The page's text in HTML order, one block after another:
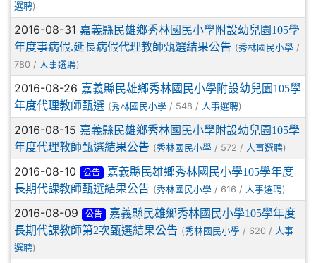
選聘)
2016-08-31 嘉義縣民雄鄉秀林國民小學附設幼兒園105學
年度事病假.延長病假代理教師甄選結果公告 (秀林國民小學 /
780 / 人事選聘)
2016-08-26 嘉義縣民雄鄉秀林國民小學附設幼兒園105學
年度代理教師甄選 (秀林國民小學 / 548 / 人事選聘)
2016-08-15 嘉義縣民雄鄉秀林國民小學附設幼兒園105學
年度代理教師甄選結果公告 (秀林國民小學 / 572 / 人事選聘)
2016-08-10 公告
嘉義縣民雄鄉秀林國民小學105學年度
長期代課教師甄選結果公告 (秀林國民小學 / 616 / 人事選聘)
2016-08-09 公告
嘉義縣民雄鄉秀林國民小學105學年度
長期代課教師第2次甄選結果公告 (秀林國民小學 / 620 / 人事
選聘)